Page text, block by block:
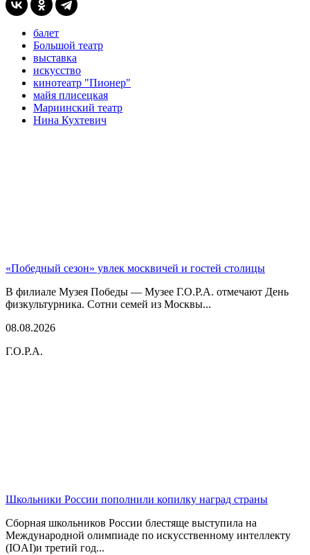
балет
Большой театр
выставка
искусство
кинотеатр "Пионер"
майя плисецкая
Мариинский театр
Нина Кухтевич
«Победный сезон» увлек москвичей и гостей столицы
В филиале Музея Победы — Музее Г.О.Р.А. отмечают День
физкультурника. Сотни семей из Москвы...
08.08.2026
Г.О.Р.А.
Школьники России пополнили копилку наград страны
Сборная школьников России блестяще выступила на
Международной олимпиаде по искусственному интеллекту
(IOAI)и третий год...